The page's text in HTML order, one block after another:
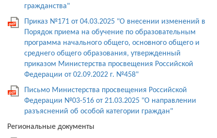
гражданства"
Приказ №171 от 04.03.2025 "О внесении изменений в
Порядок приема на обучение по образовательным
программа начального общего, основного общего и
среднего общего образования, утвержденный
приказом Министерства просвещения Российской
Федерации от 02.09.2022 г. №458"
Письмо Министерства просвещения Российской
Федерации №03-516 от 21.03.2025 "О направлении
разъяснений об особой категории граждан"
Региональные документы
Данная версия сайта более не актуальна! Актуальная
версия сайта доступна по адресу:raduga36.kemobl.ru
Перейти Остаться